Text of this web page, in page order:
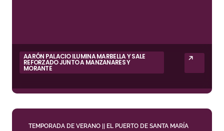
AARÓN PALACIO ILUMINA MARBELLA Y SALE
REFORZADO JUNTO A MANZANARES Y
MORANTE
TEMPORADA DE VERANO || EL PUERTO DE SANTA MARÍA